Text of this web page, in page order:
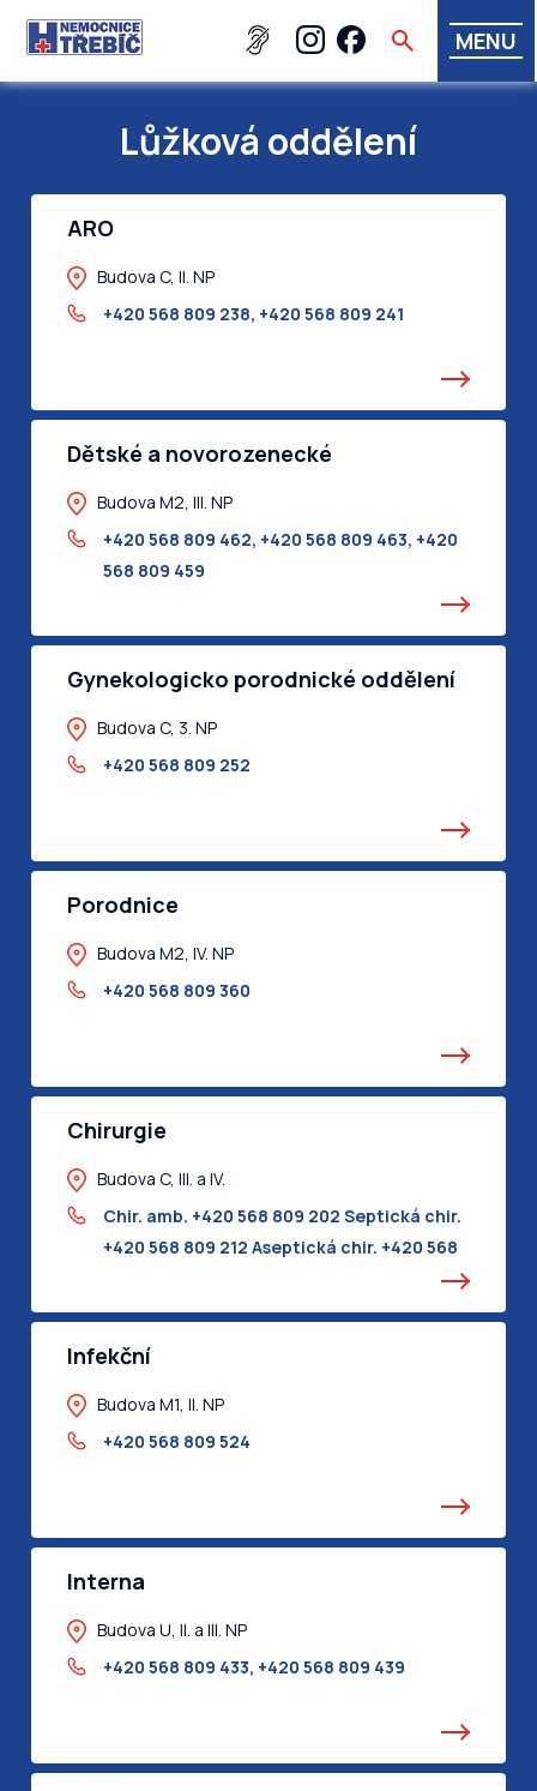
MENU
Lůžková oddělení
ARO
Budova C, II. NP
+420 568 809 238, +420 568 809 241
Dětské a novorozenecké
Budova M2, III. NP
+420 568 809 462, +420 568 809 463, +420
568 809 459
Gynekologicko porodnické oddělení
Budova C, 3. NP
+420 568 809 252
Porodnice
Budova M2, IV. NP
+420 568 809 360
Chirurgie
Budova C, III. a IV.
Chir. amb. +420 568 809 202 Septická chir.
+420 568 809 212 Aseptická chir. +420 568
Infekční
Budova M1, II. NP
+420 568 809 524
Interna
Budova U, II. a III. NP
+420 568 809 433, +420 568 809 439